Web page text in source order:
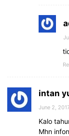
intan
June 2,
Kalo
Mhn